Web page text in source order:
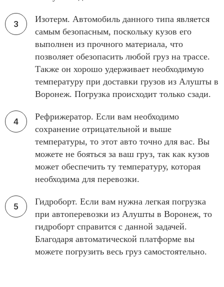
Изотерм. Автомобиль данного типа является
самым безопасным, поскольку кузов его
выполнен из прочного материала, что
позволяет обезопасить любой груз на трассе.
Также он хорошо удерживает необходимую
температуру при доставки грузов из Алушты в
Воронеж. Погрузка происходит только сзади.
Рефрижератор. Если вам необходимо
сохранение отрицательной и выше
температуры, то этот авто точно для вас. Вы
можете не бояться за ваш груз, так как кузов
может обеспечить ту температуру, которая
необходима для перевозки.
Гидроборт. Если вам нужна легкая погрузка
при автоперевозки из Алушты в Воронеж, то
гидроборт справится с данной задачей.
Благодаря автоматической платформе вы
можете погрузить весь груз самостоятельно.